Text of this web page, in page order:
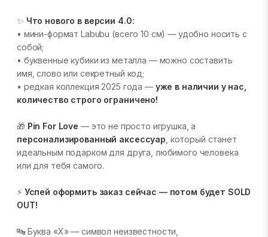
✨ Что нового в версии 4.0:
• мини-формат Labubu (всего 10 см) — удобно носить с
собой;
• буквенные кубики из металла — можно составить
имя, слово или секретный код;
• редкая коллекция 2025 года — уже в наличии у нас,
количество строго ограничено!
🎁 Pin For Love — это не просто игрушка, а
персонализированный аксессуар , который станет
идеальным подарком для друга, любимого человека
или для тебя самого.
⚡ Успей оформить заказ сейчас — потом будет SOLD
OUT!
🔤 Буква «X» — символ неизвестности,